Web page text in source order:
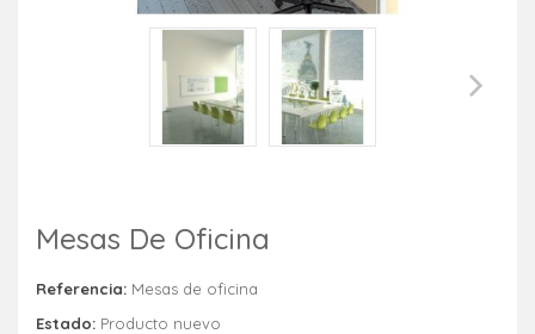
Mesas De Oficina
Referencia: Mesas de oficina
Estado: Producto nuevo